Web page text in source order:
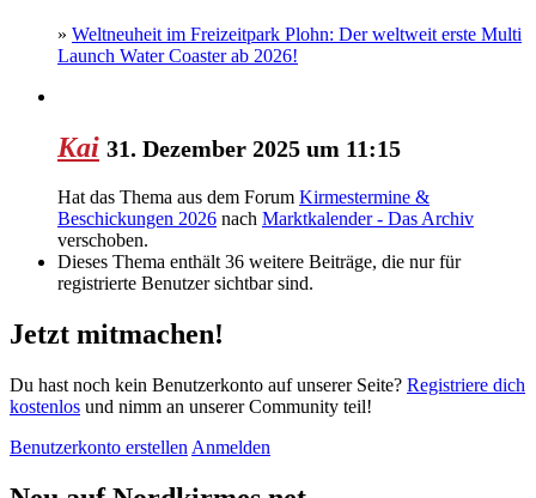
» Weltneuheit im Freizeitpark Plohn: Der weltweit erste Multi
Launch Water Coaster ab 2026!
Kai 31. Dezember 2025 um 11:15
Hat das Thema aus dem Forum Kirmestermine &
Beschickungen 2026 nach Marktkalender - Das Archiv
verschoben.
Dieses Thema enthält 36 weitere Beiträge, die nur für
registrierte Benutzer sichtbar sind.
Jetzt mitmachen!
Du hast noch kein Benutzerkonto auf unserer Seite? Registriere dich
kostenlos und nimm an unserer Community teil!
Benutzerkonto erstellen Anmelden